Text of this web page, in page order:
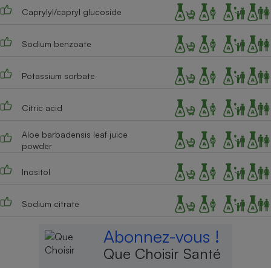
Caprylyl/capryl glucoside
Sodium benzoate
Potassium sorbate
Citric acid
Aloe barbadensis leaf juice
powder
Inositol
Sodium citrate
Abonnez-vous !
Que Choisir Santé